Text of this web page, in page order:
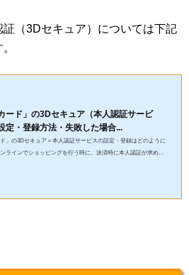
証（3Dセキュア）については下記
ード」の3Dセキュア（本人認証サービ
定・登録方法・失敗した場合...
ド」の3Dセキュア＝本人認証サービスの設定・登録はどのように
ラインでショッピングを行う時に、決済時に本人認証が求めら